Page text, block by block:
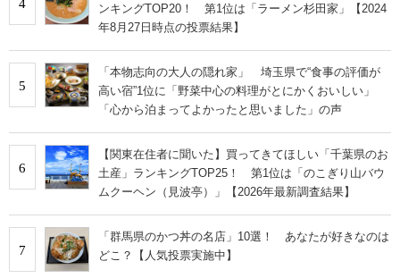
4
ンキングTOP20！ 第1位は「ラーメン杉田家」【2024
年8月27日時点の投票結果】
5
「本物志向の大人の隠れ家」 埼玉県で“食事の評価が
高い宿”1位に「野菜中心の料理がとにかくおいしい」
「心から泊まってよかったと思いました」の声
6
【関東在住者に聞いた】買ってきてほしい「千葉県のお
土産」ランキングTOP25！ 第1位は「のこぎり山バウ
ムクーヘン（見波亭）」【2026年最新調査結果】
7
「群馬県のかつ丼の名店」10選！ あなたが好きなのは
どこ？【人気投票実施中】